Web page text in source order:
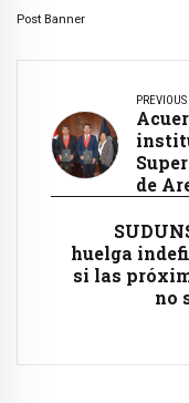
Post Banner
PREVIOUS
de
huelga
si las
no